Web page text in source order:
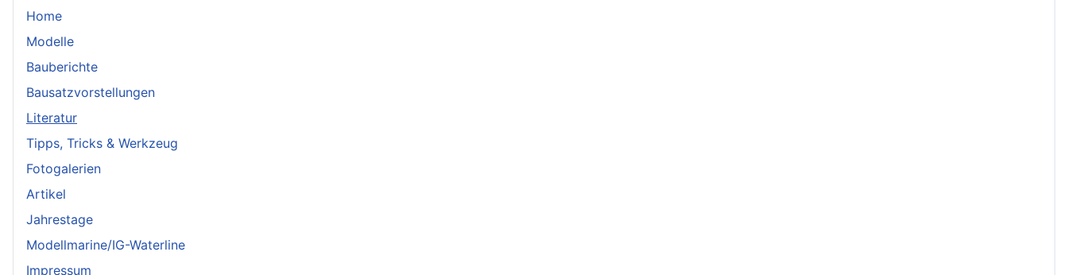
Home
Modelle
Bauberichte
Bausatzvorstellungen
Literatur
Tipps, Tricks & Werkzeug
Fotogalerien
Artikel
Jahrestage
Modellmarine/IG-Waterline
Impressum